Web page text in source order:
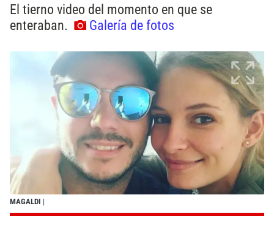
El tierno video del momento en que se
enteraban.
Galería de fotos
MAGALDI |